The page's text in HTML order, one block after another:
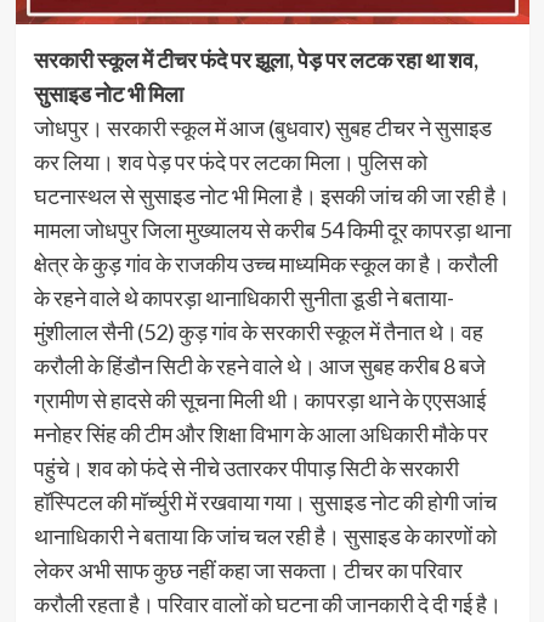
सरकारी स्कूल में टीचर फंदे पर झूला, पेड़ पर लटक रहा था शव,
सुसाइड नोट भी मिला
जोधपुर। सरकारी स्कूल में आज (बुधवार) सुबह टीचर ने सुसाइड
कर लिया। शव पेड़ पर फंदे पर लटका मिला। पुलिस को
घटनास्थल से सुसाइड नोट भी मिला है। इसकी जांच की जा रही है।
मामला जोधपुर जिला मुख्यालय से करीब 54 किमी दूर कापरड़ा थाना
क्षेत्र के कुड़ गांव के राजकीय उच्च माध्यमिक स्कूल का है। करौली
के रहने वाले थे कापरड़ा थानाधिकारी सुनीता डूडी ने बताया-
मुंशीलाल सैनी (52) कुड़ गांव के सरकारी स्कूल में तैनात थे। वह
करौली के हिंडौन सिटी के रहने वाले थे। आज सुबह करीब 8 बजे
ग्रामीण से हादसे की सूचना मिली थी। कापरड़ा थाने के एएसआई
मनोहर सिंह की टीम और शिक्षा विभाग के आला अधिकारी मौके पर
पहुंचे। शव को फंदे से नीचे उतारकर पीपाड़ सिटी के सरकारी
हॉस्पिटल की मॉर्च्युरी में रखवाया गया। सुसाइड नोट की होगी जांच
थानाधिकारी ने बताया कि जांच चल रही है। सुसाइड के कारणों को
लेकर अभी साफ कुछ नहीं कहा जा सकता। टीचर का परिवार
करौली रहता है। परिवार वालों को घटना की जानकारी दे दी गई है।